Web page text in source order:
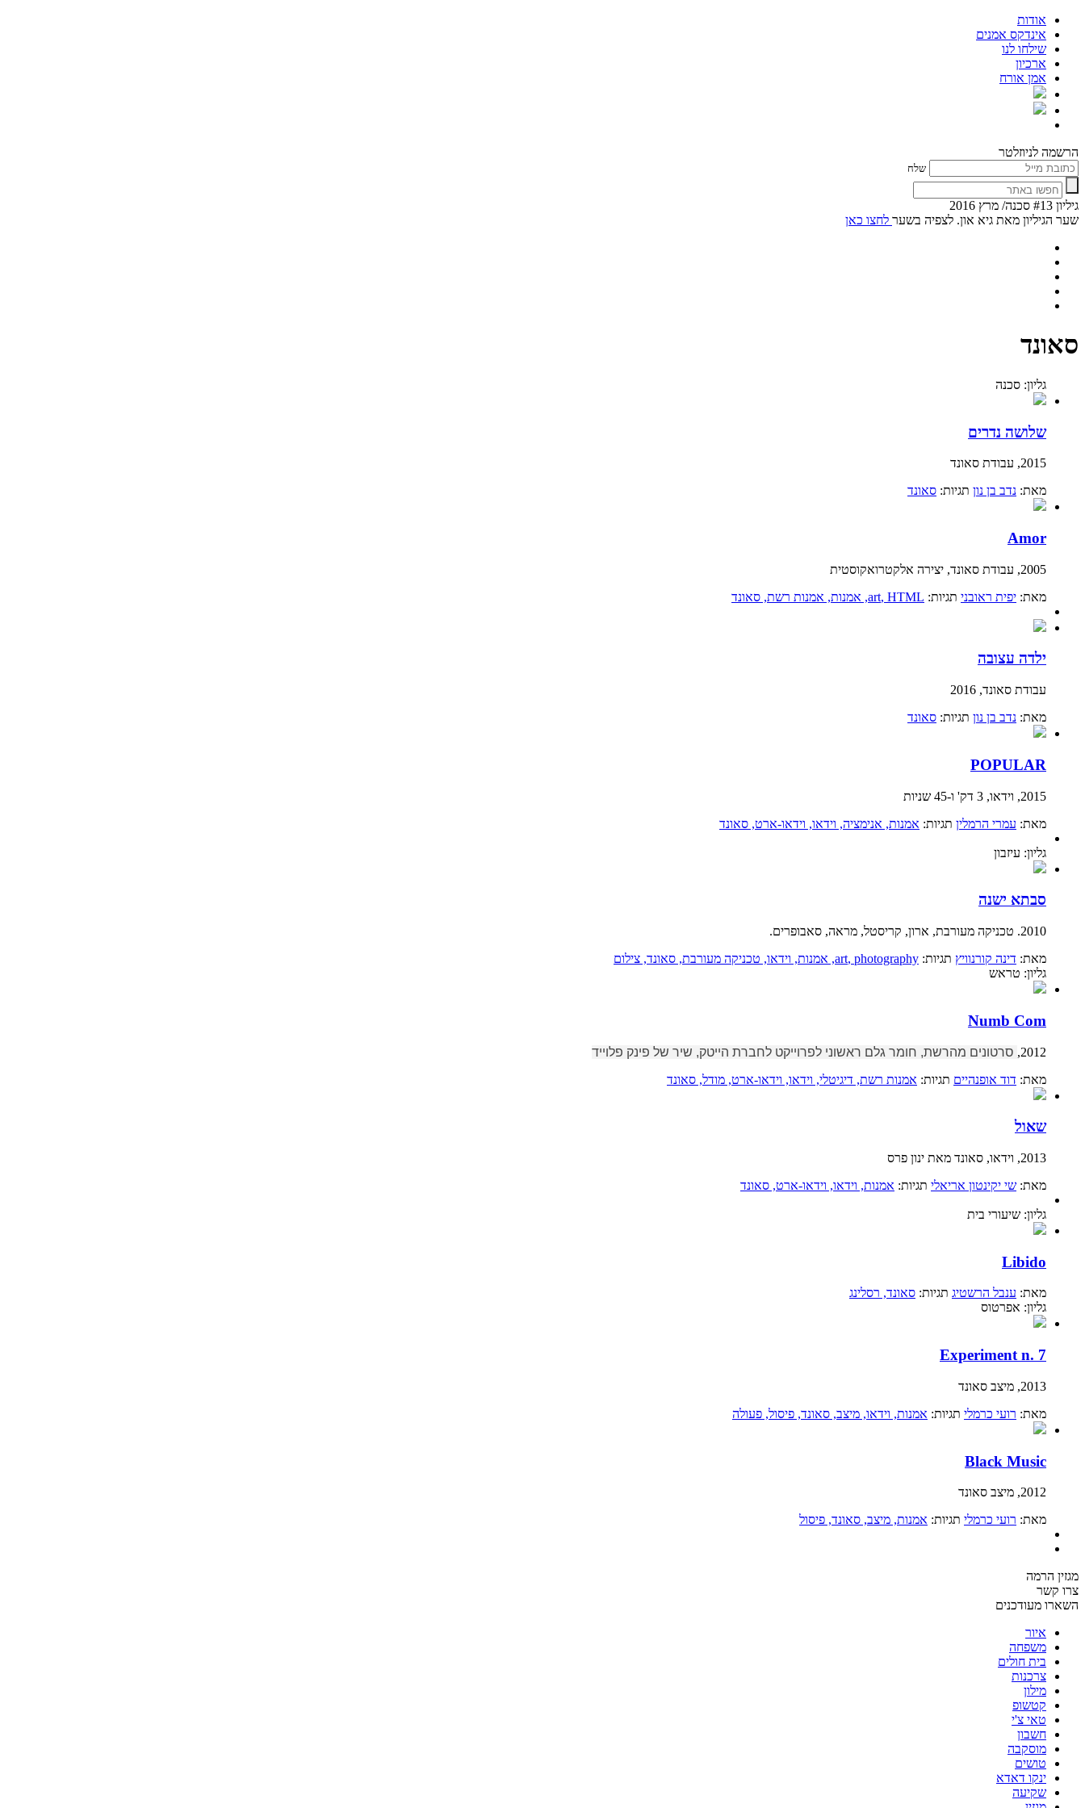
אודות
אינדקס אמנים
שילחו לנו
ארכיון
אמן אורח
הרשמה לניוזלטר
שלח
גיליון #13 סכנה/ מרץ 2016
שער הגיליון מאת גיא און. לצפיה בשער לחצו כאן
סאונד
גליון: סכנה
שלושה נדרים
2015, עבודת סאונד
מאת: נדב בן נון תגיות: סאונד
Amor
2005, עבודת סאונד, יצירה אלקטרואקוסטית
מאת: יפית ראובני תגיות: art, HTML , אמנות, אמנות רשת, סאונד
ילדה עצובה
עבודת סאונד, 2016
מאת: נדב בן נון תגיות: סאונד
POPULAR
2015, וידאו, 3 דק' ו-45 שניות
מאת: עמרי הרמלין תגיות: אמנות, אנימציה, וידאו, וידאו-ארט, סאונד
גליון: עיזבון
סבתא ישנה
2010. טכניקה מעורבת, ארון, קריסטל, מראה, סאבופרים.
מאת: דינה קורנוויץ תגיות: art, photography , אמנות, וידאו, טכניקה מעורבת, סאונד, צילום
גליון: טראש
Numb Com
2012, סרטונים מהרשת, חומר גלם ראשוני לפרוייקט לחברת הייטק, שיר של פינק פלוייד
מאת: דוד אופנהיים תגיות: אמנות רשת, דיגיטלי, וידאו, וידאו-ארט, מודל, סאונד
שאול
2013, וידאו, סאונד מאת ינון פרס
מאת: שי יקינטון אריאלי תגיות: אמנות, וידאו, וידאו-ארט, סאונד
גליון: שיעורי בית
Libido
מאת: ענבל הרשטיג תגיות: סאונד, רסלינג
גליון: אפרטוס
Experiment n. 7
2013, מיצב סאונד
מאת: רועי כרמלי תגיות: אמנות, וידאו, מיצב, סאונד, פיסול, פעולה
Black Music
2012, מיצב סאונד
מאת: רועי כרמלי תגיות: אמנות, מיצב, סאונד, פיסול
מגזין הרמה
צרו קשר
השארו מעודכנים
איור
משפחה
בית חולים
צרכנות
מילון
קטשופ
טאי צ'י
חשבון
מוסקבה
טושים
ינקו דאדא
שקיעה